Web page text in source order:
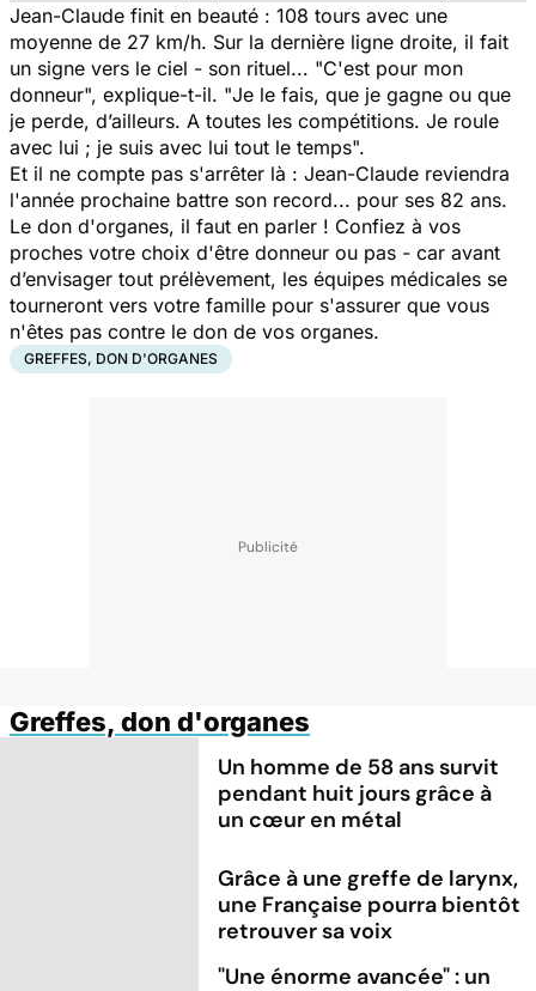
Jean-Claude finit en beauté : 108 tours avec une
moyenne de 27 km/h. Sur la dernière ligne droite, il fait
un signe vers le ciel - son rituel... "C'est pour mon
donneur", explique-t-il. "Je le fais, que je gagne ou que
je perde, d’ailleurs. A toutes les compétitions. Je roule
avec lui ; je suis avec lui tout le temps".
Et il ne compte pas s'arrêter là : Jean-Claude reviendra
l'année prochaine battre son record... pour ses 82 ans.
Le don d'organes, il faut en parler ! Confiez à vos
proches votre choix d'être donneur ou pas - car avant
d’envisager tout prélèvement, les équipes médicales se
tourneront vers votre famille pour s'assurer que vous
n'êtes pas contre le don de vos organes.
GREFFES, DON D'ORGANES
Greffes, don d'organes
Un homme de 58 ans survit
pendant huit jours grâce à
un cœur en métal
Grâce à une greffe de larynx,
une Française pourra bientôt
retrouver sa voix
"Une énorme avancée" : un